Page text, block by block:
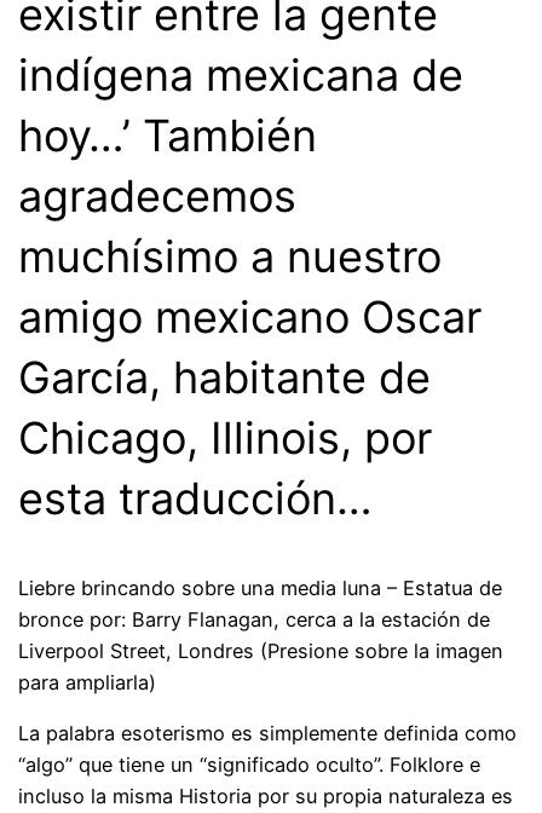
existir entre la gente
indígena mexicana de
hoy…’ También
agradecemos
muchísimo a nuestro
amigo mexicano Oscar
García, habitante de
Chicago, Illinois, por
esta traducción…
Liebre brincando sobre una media luna – Estatua de
bronce por: Barry Flanagan, cerca a la estación de
Liverpool Street, Londres (Presione sobre la imagen
para ampliarla)
La palabra esoterismo es simplemente definida como
“algo” que tiene un “significado oculto”. Folklore e
incluso la misma Historia por su propia naturaleza es